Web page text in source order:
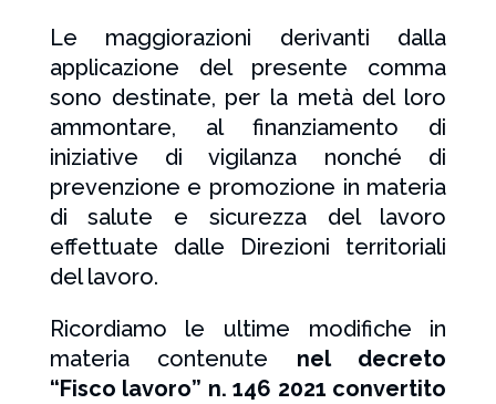
Le maggiorazioni derivanti dalla
applicazione del presente comma
sono destinate, per la metà del loro
ammontare, al finanziamento di
iniziative di vigilanza nonché di
prevenzione e promozione in materia
di salute e sicurezza del lavoro
effettuate dalle Direzioni territoriali
del lavoro.
Ricordiamo
le ultime modifiche in
materia contenute nel decreto
“Fisco lavoro” n. 146 2021 convertito